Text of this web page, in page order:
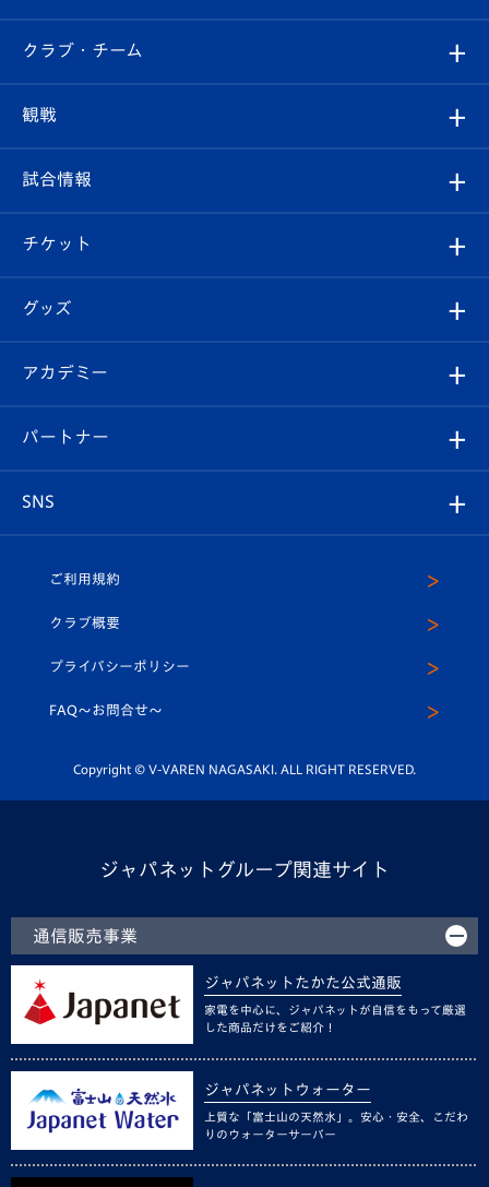
すべて
クラブ
試合情報
チケット
イベント
メディア
ホームタウン
クラブ・チーム
クラブ概要
エンブレム紹介
スタッフプロフィール
マスコット紹介
平和祈念活動
ホームタウン活動
観戦
観戦ルール
はじめての観戦ガイド
Revive Team
ヴィヴィくんの長崎おもてなしガイド
試合情報
試合日程/結果
フォトギャラリー
スタジアムグルメ
チケット
チケット
V-LOVERS（ファンクラブ）
プレイヤーズスイート
グッズ
オンラインショップ
店舗情報
アカデミー
育成からのお知らせ
U-18
スクール
パートナー
SNS
ヴィヴィくんインスタグラム
公式LINE＠
ご利用規約
クラブ概要
プライバシーポリシー
FAQ〜お問合せ〜
Copyright © V-VAREN NAGASAKI. ALL RIGHT RESERVED.
ジャパネットグループ関連サイト
通信販売事業
ジャパネットたかた公式通販
家電を中心に、ジャパネットが自信をもって厳選
した商品だけをご紹介！
ジャパネットウォーター
上質な「富士山の天然水」。安心・安全、こだわ
りのウォーターサーバー